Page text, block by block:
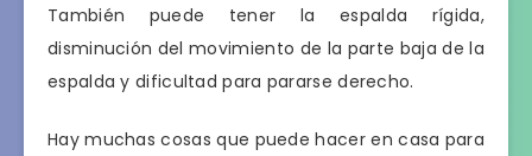
También puede tener la espalda rígida,
disminución del movimiento de la parte baja de la
espalda y dificultad para pararse derecho.
Hay muchas cosas que puede hacer en casa para